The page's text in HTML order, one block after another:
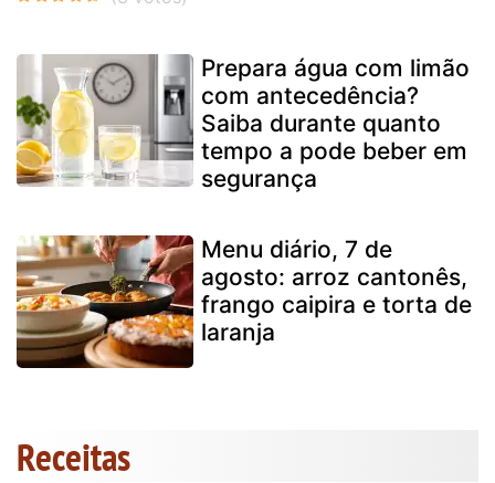
Prepara água com limão
com antecedência?
Saiba durante quanto
tempo a pode beber em
segurança
Menu diário, 7 de
agosto: arroz cantonês,
frango caipira e torta de
laranja
Receitas